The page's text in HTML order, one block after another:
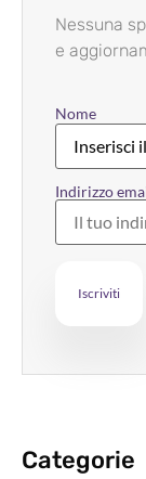
Nessuna
e
Nome
Indirizzo
Categorie